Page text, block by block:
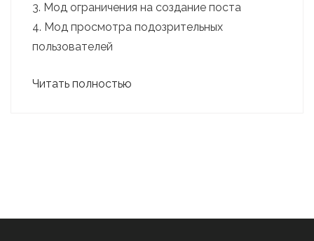
3. Мод ограничения на создание поста
4. Мод просмотра подозрительных
пользователей
Читать полностью